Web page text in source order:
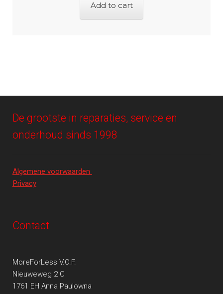
Add to cart
De grootste in reparaties, service en
onderhoud sinds 1998
Algemene voorwaarden
Privacy
Contact
MoreForLess V.O.F.
Nieuweweg 2 C
1761 EH Anna Paulowna